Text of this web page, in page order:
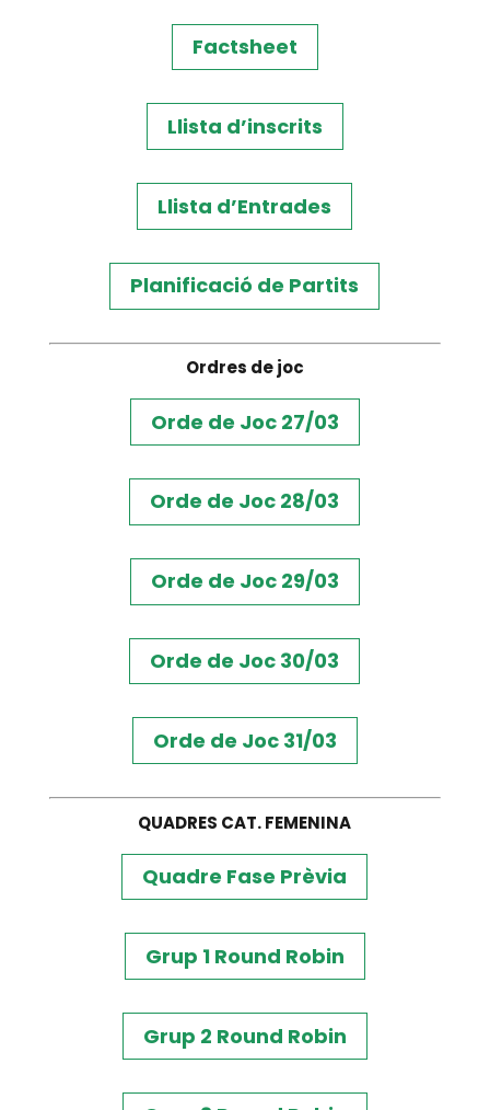
Factsheet
Llista d’inscrits
Llista d’Entrades
Planificació de Partits
Ordres de joc
Orde de Joc 27/03
Orde de Joc 28/03
Orde de Joc 29/03
Orde de Joc 30/03
Orde de Joc 31/03
QUADRES CAT. FEMENINA
Quadre Fase Prèvia
Grup 1 Round Robin
Grup 2 Round Robin